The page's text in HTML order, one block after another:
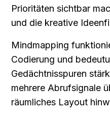
Prioritäten sichtbar
und die kreative
Mindmapping
Codierung und
Gedächtnisspuren
mehrere Abrufsignale
räumliches Layout